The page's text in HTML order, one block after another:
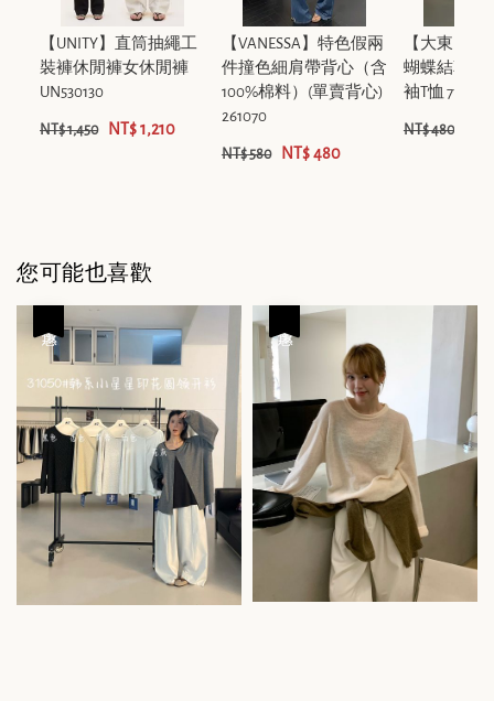
【UNITY】直筒抽繩工
裝褲休閒褲女休閒褲
UN530130
NT$ 1,450 NT$ 1,210
【VANESSA】特色假兩
件撞色細肩帶背心（含
100%棉料）(單賣背心)
261070
NT$ 580 NT$ 480
【大東
蝴蝶結草莓
袖T恤 7762
NT$ 480
您可能也喜歡